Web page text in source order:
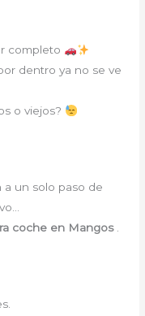
completo
dentro ya no se ve
o viejos?
un solo paso de
coche en Mangos